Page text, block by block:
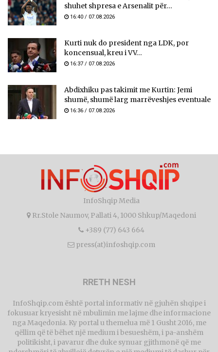
shuhet shpresa e Arsenalit për...
16:40 / 07.08.2026
Kurti nuk do president nga LDK, por
koncensual, kreu i VV...
16:37 / 07.08.2026
Abdixhiku pas takimit me Kurtin: Jemi
shumë, shumë larg marrëveshjes eventuale
16:36 / 07.08.2026
InfoShqip Media
Rr.Stole Naumov, Pallati 4, 1000 Shkup/Maqedoni
+389 (77) 643 664
press(at)infoshqip.com
RRETH NESH
InfoShqip.com është portal informativ në gjuhën shqipe i
fokusuar kryesisht në mbulimin me lajme dhe informacione
nga Maqedonia. Ky portal u themelua më 1 Gusht 2016, me
qëllim që të bëhet një medium i besueshëm, i pa-anshëm
politikisht, i pavarur dhe duke synuar gjithmonë që me